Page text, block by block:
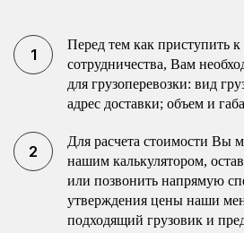
Перед тем как приступить
сотрудничества, Вам
для грузоперевозки: вид
адрес доставки; объем и
Для расчета стоимости Вы
нашим калькулятором,
или позвонить напрямую
утверждения цены наши
подходящий грузовик и